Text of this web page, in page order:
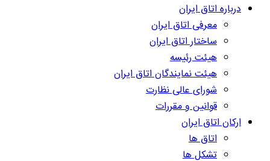
درباره اتاق ایران
معرفی اتاق ایران
ساختار اتاق ایران
هیئت رئیسه
هیئت نمایندگان اتاق ایران
شورای عالی نظارت
قوانین و مقررات
ارکان اتاق ایران
اتاق ها
تشکل ها